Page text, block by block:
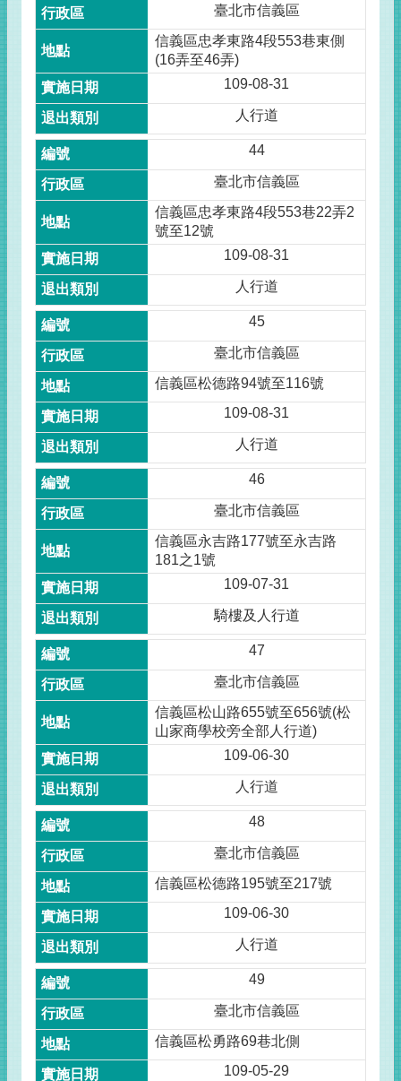
臺北市信義區
信義區忠孝東路4段553巷東側
(16弄至46弄)
109-08-31
人行道
44
臺北市信義區
信義區忠孝東路4段553巷22弄2
號至12號
109-08-31
人行道
45
臺北市信義區
信義區松德路94號至116號
109-08-31
人行道
46
臺北市信義區
信義區永吉路177號至永吉路
181之1號
109-07-31
騎樓及人行道
47
臺北市信義區
信義區松山路655號至656號(松
山家商學校旁全部人行道)
109-06-30
人行道
48
臺北市信義區
信義區松德路195號至217號
109-06-30
人行道
49
臺北市信義區
信義區松勇路69巷北側
109-05-29